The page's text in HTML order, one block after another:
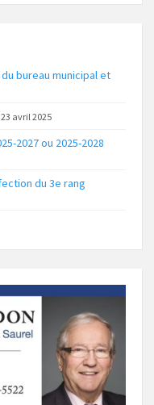
bureau municipal et
23 avril 2025
2027 ou 2025-2028
du 3e rang